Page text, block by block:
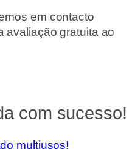
em contacto
avaliação gratuita ao
com sucesso!
multiusos!